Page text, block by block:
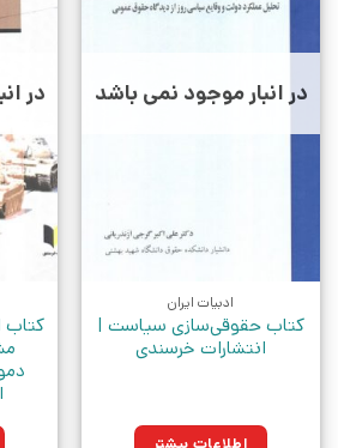
در انبار موجود نمی باشد
ادبیات ایران
کتاب حقوقی‌سازی سیاست |
انتشارات خرسندی
اطلاعات بیشتر
در
کتاب